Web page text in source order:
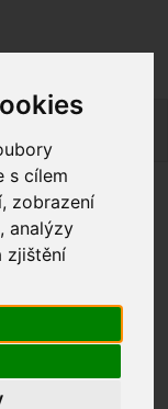
s cílem
zobrazení
analýzy
zjištění
obchod v
vyřídit.